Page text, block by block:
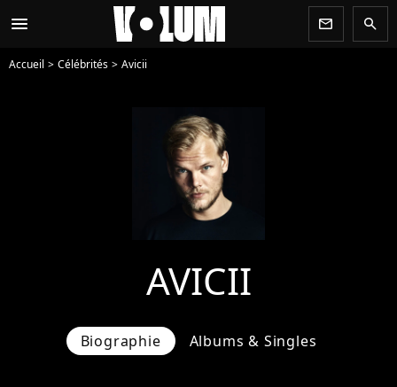
menu newsletter search
Accueil Célébrités Avicii
AVICII
Biographie Albums & Singles